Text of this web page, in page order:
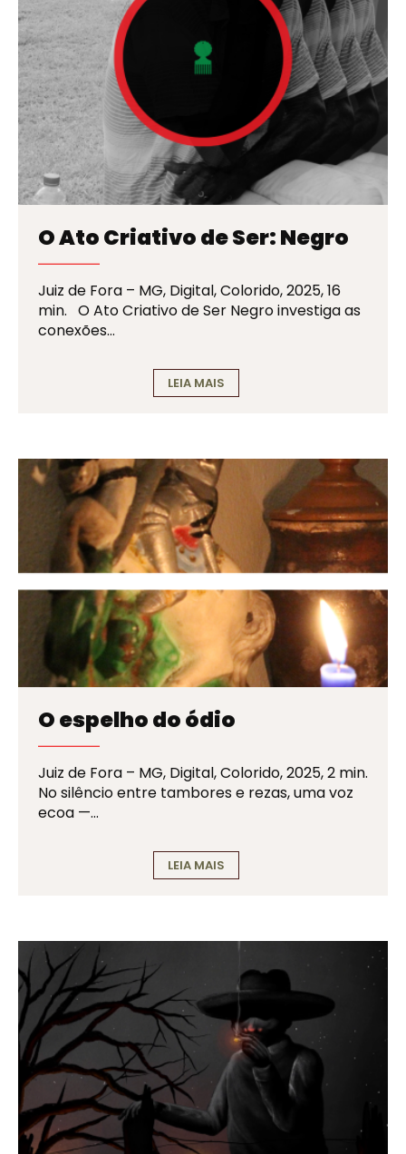
O Ato Criativo de Ser: Negro
Juiz de Fora – MG, Digital, Colorido, 2025, 16
min. O Ato Criativo de Ser Negro investiga as
conexões…
LEIA MAIS
O espelho do ódio
Juiz de Fora – MG, Digital, Colorido, 2025, 2 min.
No silêncio entre tambores e rezas, uma voz
ecoa —…
LEIA MAIS